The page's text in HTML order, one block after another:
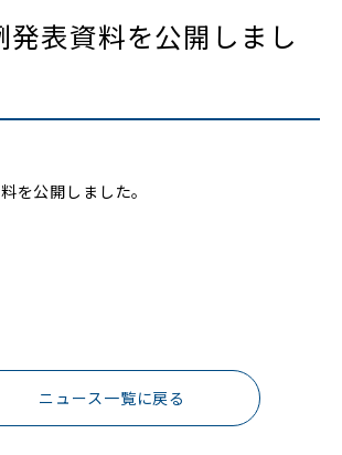
発表資料を公開しまし
を公開しました。
ニュース一覧に戻る